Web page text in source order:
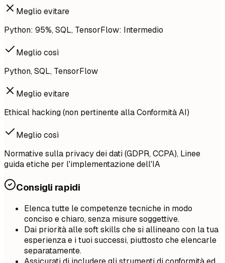
Meglio evitare
Python: 95%, SQL, TensorFlow: Intermedio
Meglio così
Python, SQL, TensorFlow
Meglio evitare
Ethical hacking (non pertinente alla Conformità AI)
Meglio così
Normative sulla privacy dei dati (GDPR, CCPA), Linee
guida etiche per l'implementazione dell'IA
Consigli rapidi
Elenca tutte le competenze tecniche in modo
conciso e chiaro, senza misure soggettive.
Dai priorità alle soft skills che si allineano con la tua
esperienza e i tuoi successi, piuttosto che elencarle
separatamente.